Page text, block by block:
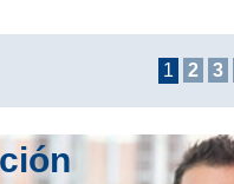
1 2 3